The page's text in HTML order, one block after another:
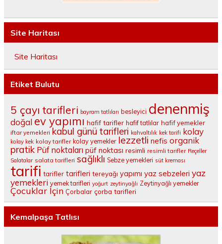
Site Haritası
Site Haritası
Etiket Bulutu
5 çayı tarifleri bayram tatlıları besleyici denenmiş
doğal ev yapımı hafif tarifler hafif tatlılar hafif yemekler
iftar yemekleri kabul günü tarifleri kahvaltılık kek tarifi kolay
kolay kek kolay tarifler kolay yemekler lezzetli nefis organik
pratik Püf noktaları püf noktası resimli resimli tarifler Reçeller
Salatalar salata tarifleri sağlıklı Sebze yemekleri süt kreması
tarifi tarifler tarifleri tereyağı yapımı yaz sebzeleri yaz
yemekleri yemek tarifleri yoğurt zeytinyağlı Zeytinyağlı yemekler
Çocuklar İçin Çorbalar çorba tarifleri
Kemalpaşa Tatlısı